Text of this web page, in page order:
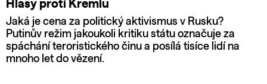
Hlasy proti Kremlu
Jaká je cena za politický aktivismus v Rusku?
Putinův režim jakoukoli kritiku státu označuje za
spáchání teroristického činu a posílá tisíce lidí na
mnoho let do vězení.